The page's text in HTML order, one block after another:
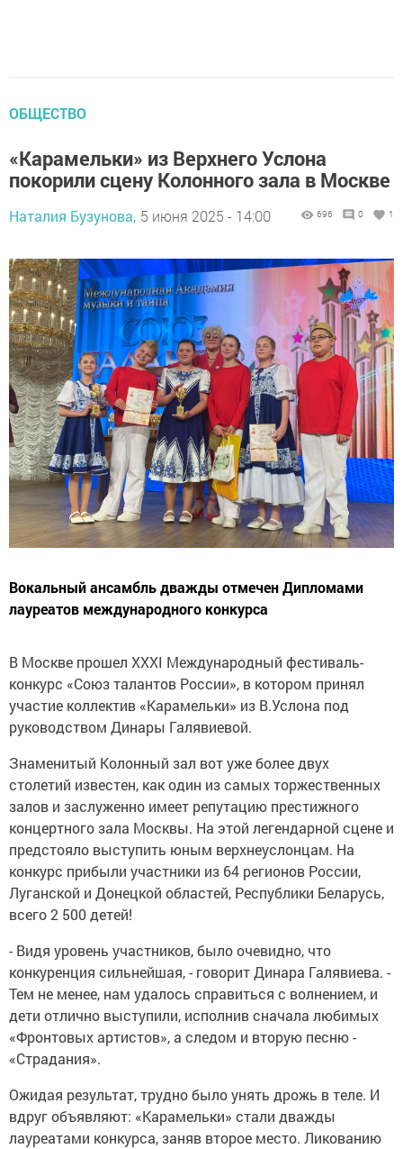
ОБЩЕСТВО
«Карамельки» из Верхнего Услона
покорили сцену Колонного зала в Москве
Наталия Бузунова, 5 июня 2025 - 14:00 696 0 1
Вокальный ансамбль дважды отмечен Дипломами
лауреатов международного конкурса
В Москве прошел XXXI Международный фестиваль-
конкурс «Союз талантов России», в котором принял
участие коллектив «Карамельки» из В.Услона под
руководством Динары Галявиевой.
Знаменитый Колонный зал вот уже более двух
столетий известен, как один из самых торжественных
залов и заслуженно имеет репутацию престижного
концертного зала Москвы. На этой легендарной сцене и
предстояло выступить юным верхнеуслонцам. На
конкурс прибыли участники из 64 регионов России,
Луганской и Донецкой областей, Республики Беларусь,
всего 2 500 детей!
- Видя уровень участников, было очевидно, что
конкуренция сильнейшая, - говорит Динара Галявиева. -
Тем не менее, нам удалось справиться с волнением, и
дети отлично выступили, исполнив сначала любимых
«Фронтовых артистов», а следом и вторую песню -
«Страдания».
Ожидая результат, трудно было унять дрожь в теле. И
вдруг объявляют: «Карамельки» стали дважды
лауреатами конкурса, заняв второе место. Ликованию